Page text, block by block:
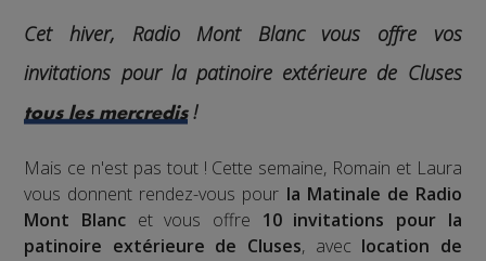
Cet hiver, Radio Mont Blanc vous offre vos
invitations pour la patinoire extérieure de Cluses
tous les mercredis!
Mais ce n'est pas tout ! Cette semaine, Romain et Laura
vous donnent rendez-vous pour la Matinale de Radio
Mont Blanc et vous offre 10 invitations pour la
patinoire extérieure de Cluses, avec location de